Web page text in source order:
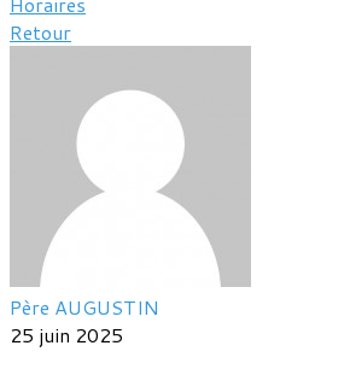
Retour
Père AUGUSTIN
25 juin 2025